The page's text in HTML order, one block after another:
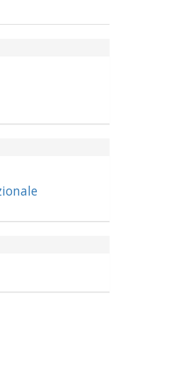
in estate